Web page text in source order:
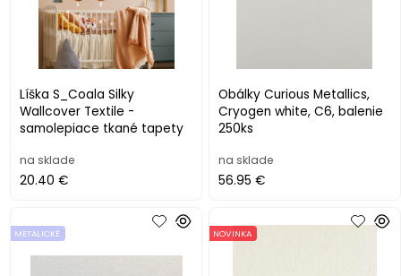
Líška S_Coala Silky
Wallcover Textile -
samolepiace tkané tapety
na sklade
20.40 €
Obálky Curious Metallics,
Cryogen white, C6, balenie
250ks
na sklade
56.95 €
METALICKÉ NOVINKA